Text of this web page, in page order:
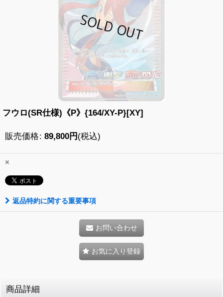
フウロ(SR仕様)《P》{164/XY-P}[XY]
販売価格: 89,800円 (税込)
×
返品特約に関する重要事項
お問い合わせ
お気に入り登録
商品詳細